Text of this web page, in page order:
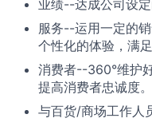
业绩--达成公司设定
服务--运用一定的
个性化的体验，满
消费者--360°维护
提高消费者忠诚度。
与百货/商场工作人